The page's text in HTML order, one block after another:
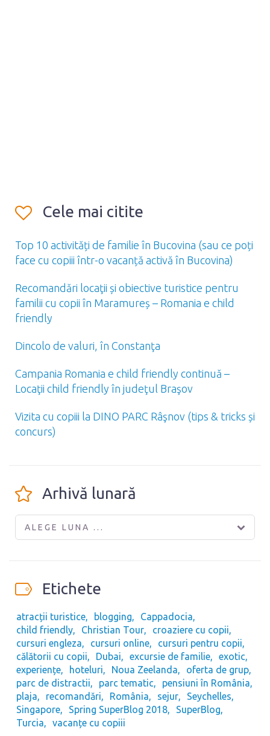
Cele mai citite
Top 10 activități de familie în Bucovina (sau ce poți
face cu copiii într-o vacanță activă în Bucovina)
Recomandări locaţii și obiective turistice pentru
familii cu copii în Maramureș – Romania e child
friendly
Dincolo de valuri, în Constanţa
Campania Romania e child friendly continuă –
Locaţii child friendly în judeţul Braşov
Vizita cu copiii la DINO PARC Râşnov (tips & tricks și
concurs)
Arhivă lunară
ALEGE LUNA ...
Etichete
atracții turistice blogging
Cappadocia
child friendly
Christian Tour
croaziere cu copii
cursuri engleza
cursuri online
cursuri pentru copii
călătorii cu copii
Dubai excursie de familie
exotic
experiențe
hoteluri Noua Zeelanda
oferta de grup
parc de distractii
parc tematic
pensiuni în România
plaja
recomandări România sejur
Seychelles
Singapore
Spring SuperBlog 2018
SuperBlog
Turcia
vacanțe cu copiii